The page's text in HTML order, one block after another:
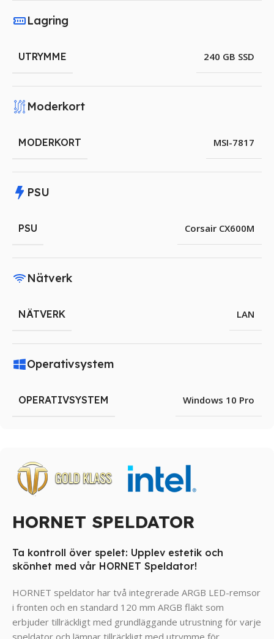
HORNET SPELDATOR
Ta kontroll över spelet: Upplev estetik och
skönhet med vår HORNET Speldator!
HORNET speldator har två integrerade ARGB LED-remsor
i fronten och en standard 120 mm ARGB fläkt som
erbjuder tillräckligt med grundläggande utrustning för varje
Lagring
UTRYMME 240 GB SSD
Moderkort
MODERKORT MSI-7817
PSU
PSU Corsair CX600M
Nätverk
NÄTVERK LAN
Operativsystem
OPERATIVSYSTEM Windows 10 Pro